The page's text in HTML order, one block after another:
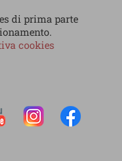
di prima parte
cookies